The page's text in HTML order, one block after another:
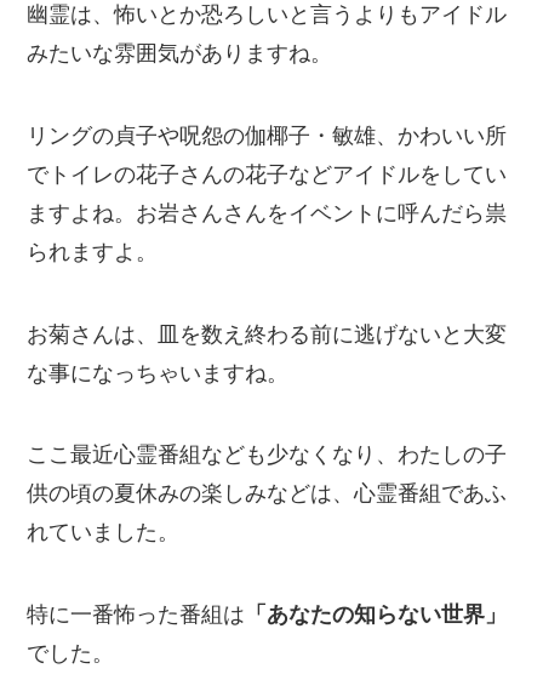
幽霊は、怖いとか恐ろしいと言うよりもアイドル
みたいな雰囲気がありますね。
リングの貞子や呪怨の伽椰子・敏雄、かわいい所
でトイレの花子さんの花子などアイドルをしてい
ますよね。お岩さんさんをイベントに呼んだら祟
られますよ。
お菊さんは、皿を数え終わる前に逃げないと大変
な事になっちゃいますね。
ここ最近心霊番組なども少なくなり、わたしの子
供の頃の夏休みの楽しみなどは、心霊番組であふ
れていました。
特に一番怖った番組は 「あなたの知らない世界」
でした。